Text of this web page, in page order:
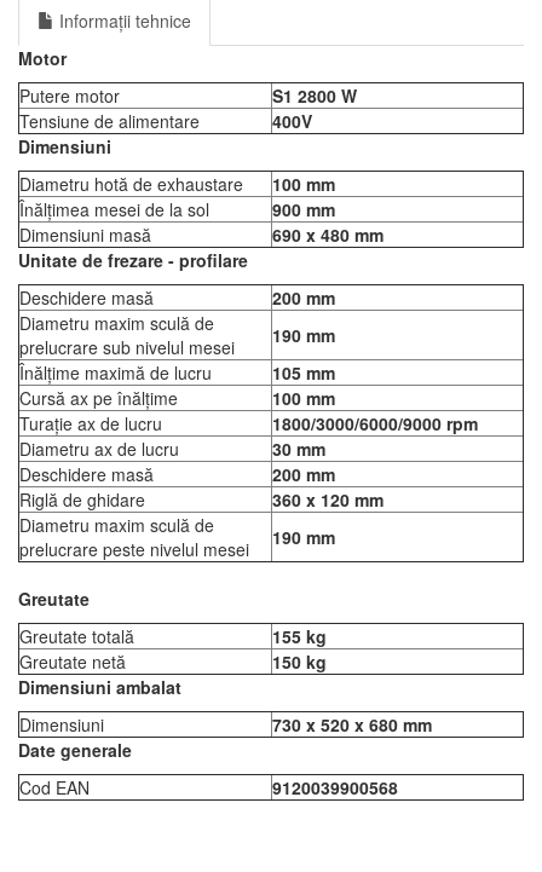
Informații tehnice
Motor
Putere motor
S1 2800 W
Tensiune de alimentare
400V
Dimensiuni
Diametru hotă de exhaustare
100 mm
Înălțimea mesei de la sol
900 mm
Dimensiuni masă
690 x 480 mm
Unitate de frezare - profilare
Deschidere masă
200 mm
Diametru maxim sculă de
prelucrare sub nivelul mesei
190 mm
Înălțime maximă de lucru
105 mm
Cursă ax pe înălțime
100 mm
Turație ax de lucru
1800/3000/6000/9000 rpm
Diametru ax de lucru
30 mm
Deschidere masă
200 mm
Riglă de ghidare
360 x 120 mm
Diametru maxim sculă de
prelucrare peste nivelul mesei
190 mm
Greutate
Greutate totală
155 kg
Greutate netă
150 kg
Dimensiuni ambalat
Dimensiuni
730 x 520 x 680 mm
Date generale
Cod EAN
9120039900568